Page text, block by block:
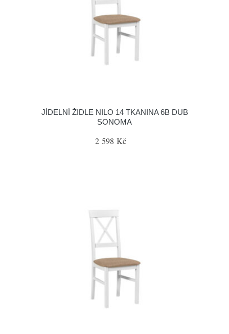
JÍDELNÍ ŽIDLE NILO 14 TKANINA 6B DUB
SONOMA
2 598 Kč